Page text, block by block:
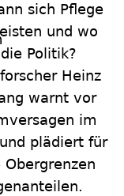
sich Pflege
und wo
Politik?
Heinz
warnt vor
im
plädiert für